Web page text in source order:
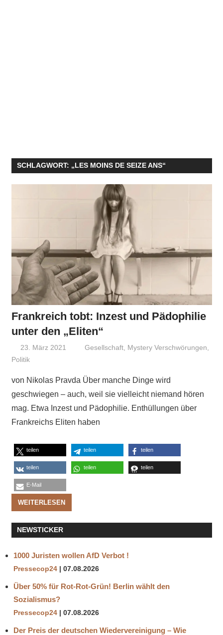
SCHLAGWORT: „LES MOINS DE SEIZE ANS“
Frankreich tobt: Inzest und Pädophilie
unter den „Eliten“
23. März 2021 Niki Vogt
Gesellschaft, Mystery Verschwörungen,
Politik
von Nikolas Pravda Über manche Dinge wird
geschwiegen – auch, weil sie vielleicht niemand hören
mag. Etwa Inzest und Pädophilie. Enthüllungen über
Frankreichs Eliten haben
teilen teilen teilen
teilen teilen teilen
E-Mail
WEITERLESEN
NEWSTICKER
1000 Juristen wollen AfD Verbot !
Pressecop24 07.08.2026
Über 50% für Rot-Rot-Grün! Berlin wählt den
Sozialismus?
Pressecop24 07.08.2026
Der Preis der deutschen Wiedervereinigung – Wie